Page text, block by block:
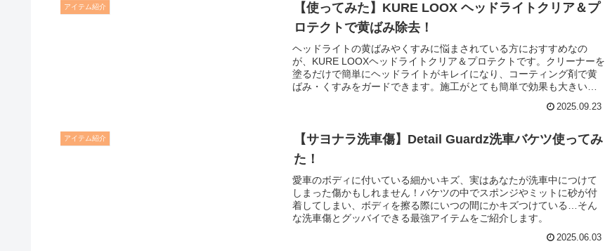
アイテム紹介
【使ってみた】KURE LOOX ヘッドライトクリア＆プ
ロテクトで黄ばみ除去！
ヘッドライトの黄ばみやくすみに悩まされている方におすすめなの
が、KURE LOOXヘッドライトクリア＆プロテクトです。クリーナーを
塗るだけで簡単にヘッドライトがキレイになり、コーティング剤で黄
ばみ・くすみをガードできます。施工がとても簡単で効果も大きいの
2025.09.23
アイテム紹介
【サヨナラ洗車傷】Detail Guardz洗車バケツ使ってみ
た！
愛車のボディに付いている細かいキズ、実はあなたが洗車中につけて
しまった傷かもしれません！バケツの中でスポンジやミットに砂が付
着してしまい、ボディを擦る際にいつの間にかキズつけている…そん
な洗車傷とグッバイできる最強アイテムをご紹介します。
2025.06.03